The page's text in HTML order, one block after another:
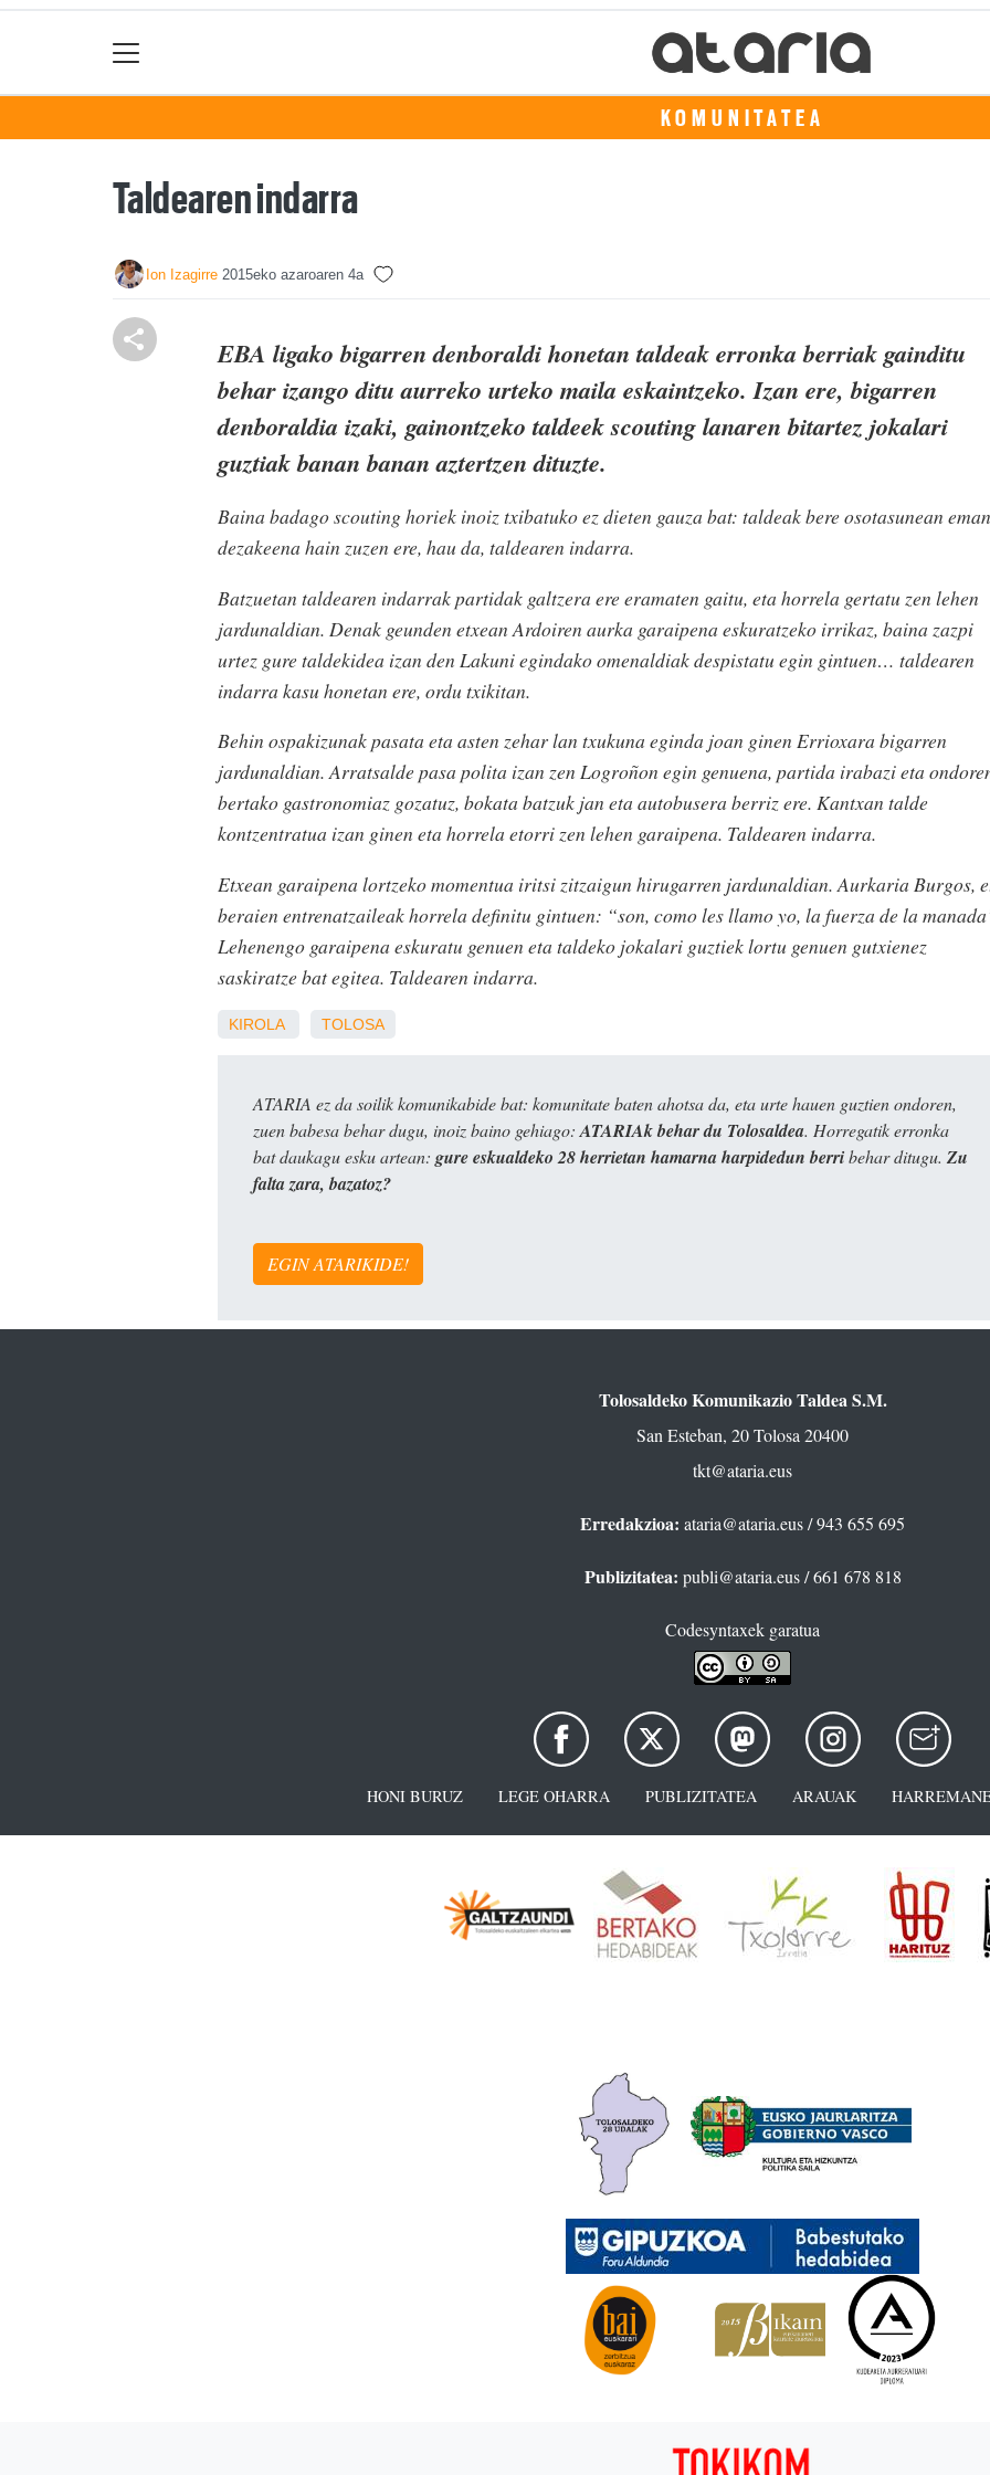
KOMUNITATEA
Taldearen indarra
Ion Izagirre 2015eko azaroaren 4a
EBA ligako bigarren denboraldi honetan taldeak erronka berriak gainditu
behar izango ditu aurreko urteko maila eskaintzeko. Izan ere, bigarren
denboraldia izaki, gainontzeko taldeek scouting lanaren bitartez jokalari
guztiak banan banan aztertzen dituzte.
Baina badago scouting horiek inoiz txibatuko ez dieten gauza bat: taldeak bere osotasunean eman
dezakeena hain zuzen ere, hau da, taldearen indarra.
Batzuetan taldearen indarrak partidak galtzera ere eramaten gaitu, eta horrela gertatu zen lehen
jardunaldian. Denak geunden etxean Ardoiren aurka garaipena eskuratzeko irrikaz, baina zazpi
urtez gure taldekidea izan den Lakuni egindako omenaldiak despistatu egin gintuen… taldearen
indarra kasu honetan ere, ordu txikitan.
Behin ospakizunak pasata eta asten zehar lan txukuna eginda joan ginen Errioxara bigarren
jardunaldian. Arratsalde pasa polita izan zen Logroñon egin genuena, partida irabazi eta
bertako gastronomiaz gozatuz, bokata batzuk jan eta autobusera berriz ere. Kantxan talde
kontzentratua izan ginen eta horrela etorri zen lehen garaipena. Taldearen indarra.
Etxean garaipena lortzeko momentua iritsi zitzaigun hirugarren jardunaldian. Aurkaria Burgos,
beraien entrenatzaileak horrela definitu gintuen: “son, como les llamo yo, la fuerza de la
Lehenengo garaipena eskuratu genuen eta taldeko jokalari guztiek lortu genuen gutxienez
saskiratze bat egitea. Taldearen indarra.
KIROLA TOLOSA
ATARIA ez da soilik komunikabide bat: komunitate baten ahotsa da, eta urte hauen guztien ondoren,
zuen babesa behar dugu, inoiz baino gehiago:ATARIAk behar du Tolosaldea. Horregatik erronka
bat daukagu esku artean: gure eskualdeko 28 herrietan hamarna harpidedun berribehar ditugu. Zu
falta zara, bazatoz?
EGIN ATARIKIDE!
Tolosaldeko Komunikazio Taldea S.M.
San Esteban, 20 Tolosa 20400
tkt@ataria.eus
Erredakzioa: ataria@ataria.eus/ 943 655 695
Publizitatea: publi@ataria.eus/ 661 678 818
Codesyntaxek garatua
HONI BURUZ LEGE OHARRA PUBLIZITATEA ARAUAK